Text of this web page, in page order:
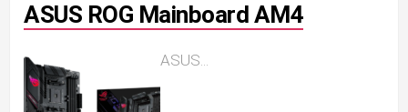
ASUS ROG Mainboard AM4
ASUS...